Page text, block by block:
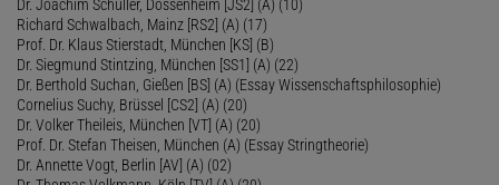
Dr. Joachim Schüller, Dossenheim [JS2] (A) (10)
Richard Schwalbach, Mainz [RS2] (A) (17)
Prof. Dr. Klaus Stierstadt, München [KS] (B)
Dr. Siegmund Stintzing, München [SS1] (A) (22)
Dr. Berthold Suchan, Gießen [BS] (A) (Essay Wissenschaftsphilosophie)
Cornelius Suchy, Brüssel [CS2] (A) (20)
Dr. Volker Theileis, München [VT] (A) (20)
Prof. Dr. Stefan Theisen, München (A) (Essay Stringtheorie)
Dr. Annette Vogt, Berlin [AV] (A) (02)